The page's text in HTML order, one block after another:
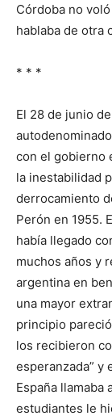
Córdoba no
hablaba de otra
* * *
El 28 de junio
con el gobierno
la inestabilidad
derrocamiento
Perón en 1955.
había llegado
muchos años y
argentina en
una mayor
principio
los recibieron
esperanzada” y
España llamaba
estudiantes le